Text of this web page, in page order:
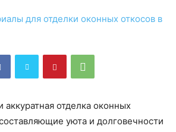
отделка оконных
уюта и долговечности